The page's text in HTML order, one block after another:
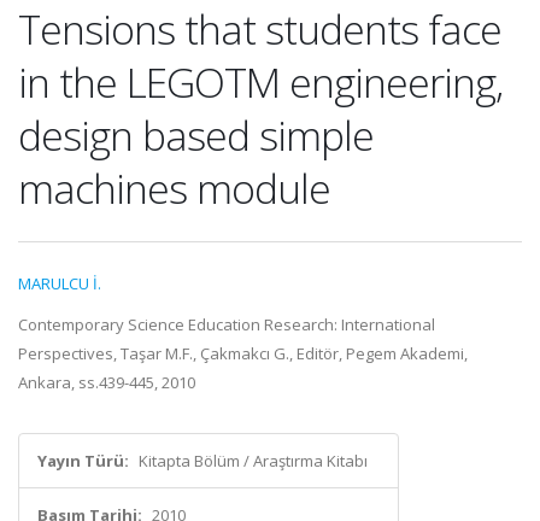
Tensions that students face
in the LEGOTM engineering,
design based simple
machines module
MARULCU İ.
Contemporary Science Education Research: International
Perspectives, Taşar M.F., Çakmakcı G., Editör, Pegem Akademi,
Ankara, ss.439-445, 2010
Yayın Türü: Kitapta Bölüm / Araştırma Kitabı
Basım Tarihi: 2010